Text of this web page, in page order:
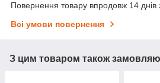
Повернення товару впродовж 14 днів
Всі умови повернення
З цим товаром також